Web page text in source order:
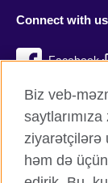
Connect with us
Facebook
Twitter
Biz veb-
ziyarətçilərə
həm də